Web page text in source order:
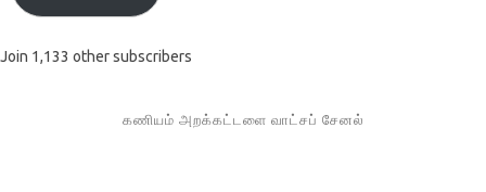
Join 1,133 other subscribers
கணியம் அறக்கட்டளை வாட்சப் சேனல்